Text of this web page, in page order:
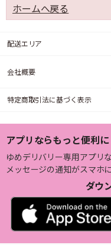
ホームへ戻る
配送エリア
会社概要
特定商取引法に基づく表示
アプリならもっと便利に
ゆめデリバリー専用アプリな
メッセージの通知がスマホ
ダウ